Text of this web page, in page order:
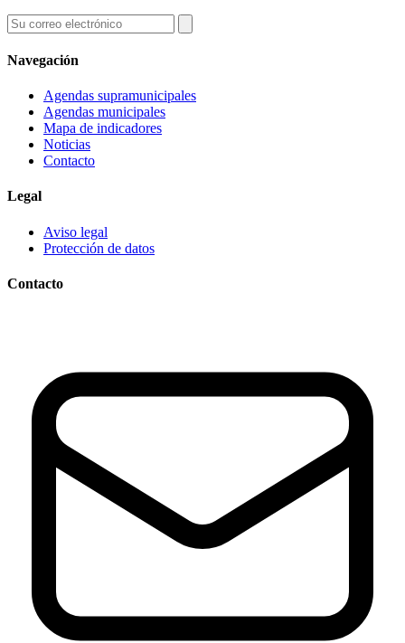
Navegación
Agendas supramunicipales
Agendas municipales
Mapa de indicadores
Noticias
Contacto
Legal
Aviso legal
Protección de datos
Contacto